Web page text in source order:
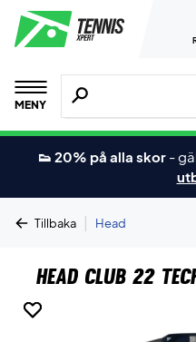
MENY
Sök efter
👟 20% på alla skor -
Tillbaka | Head
Head Club 22